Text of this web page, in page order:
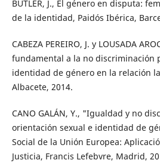
BUTLER, J., El género en disputa:
de la identidad, Paidós Ibérica,
CABEZA PEREIRO, J. y LOUSADA
fundamental a la no discriminación
identidad de género en la relación
Albacete, 2014.
CANO GALÁN, Y., "Igualdad y no
orientación sexual e identidad de
Social de la Unión Europea:
Justicia, Francis Lefebvre, Madrid,